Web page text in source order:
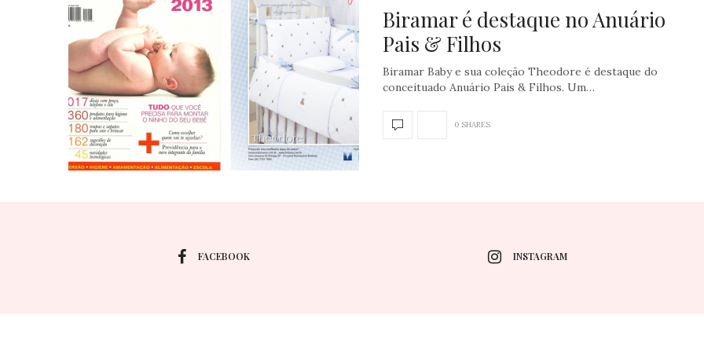
Biramar é destaque no Anuário
Pais & Filhos
Biramar Baby e sua coleção Theodore é destaque do
conceituado Anuário Pais & Filhos. Um…
0 SHARES
FACEBOOK INSTAGRAM